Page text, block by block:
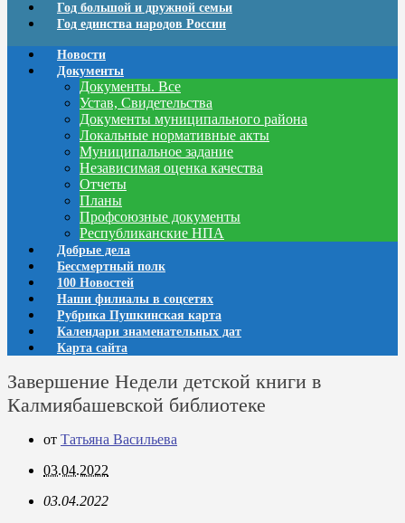
Год большой и дружной семьи
Год единства народов России
Новости
Документы
Документы. Все
Устав, Свидетельства
Документы муниципального района
Локальные нормативные акты
Муниципальное задание
Независимая оценка качества
Отчеты
Планы
Профсоюзные документы
Республиканские НПА
Добрые дела
Бессмертный полк
100 Новостей
Наши филиалы в соцсетях
Рубрика Пушкинская карта
Календари знаменательных дат
Карта сайта
Завершение Недели детской книги в
Калмиябашевской библиотеке
от Татьяна Васильева
03.04.2022
03.04.2022